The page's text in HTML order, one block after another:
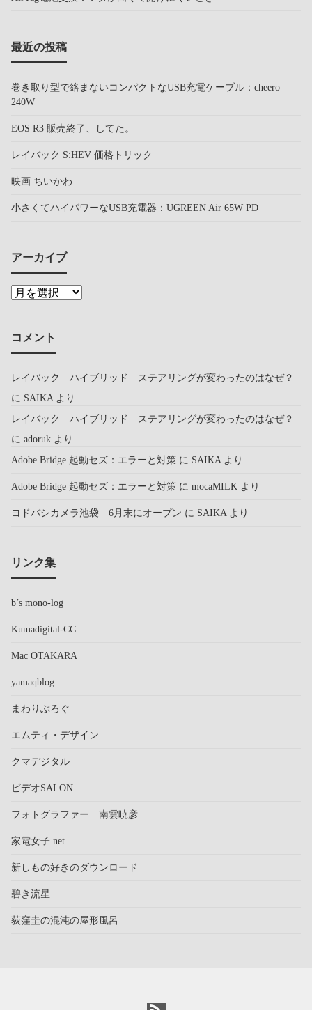
最近の投稿
巻き取り型で絡まないコンパクトなUSB充電ケーブル：cheero
240W
EOS R3 販売終了、してた。
レイバック S:HEV 価格トリック
映画 ちいかわ
小さくてハイパワーなUSB充電器：UGREEN Air 65W PD
アーカイブ
コメント
レイバック ハイブリッド ステアリングが変わったのはなぜ？
に SAIKA より
レイバック ハイブリッド ステアリングが変わったのはなぜ？
に adoruk より
Adobe Bridge 起動セズ：エラーと対策 に SAIKA より
Adobe Bridge 起動セズ：エラーと対策 に mocaMILK より
ヨドバシカメラ池袋 6月末にオープン に SAIKA より
リンク集
b’s mono-log
Kumadigital-CC
Mac OTAKARA
yamaqblog
まわりぶろぐ
エムティ・デザイン
クマデジタル
ビデオSALON
フォトグラファー 南雲暁彦
家電女子.net
新しもの好きのダウンロード
碧き流星
荻窪圭の混沌の屋形風呂